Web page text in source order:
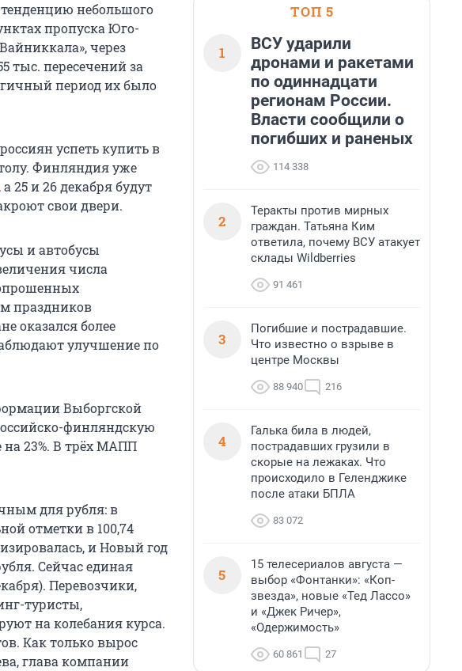
небольшого
пропуска Юго-
через
тыс. пересечений за
период их было
успеть купить в
Финляндия уже
, а 25 и 26 декабря будут
свои двери.
и автобусы
числа
праздников
оказался более
улучшение по
Выборгской
финляндскую
на 23%. В трёх МАПП
для рубля: в
отметки в 100,74
и Новый год
Сейчас единая
Перевозчики,
туристы,
на колебания курса.
Как только вырос
глава компании
ТОП 5
1
ВСУ ударили
дронами и ракетами
по одиннадцати
регионам России.
Власти сообщили о
погибших и раненых
114 338
2
Теракты против мирных
граждан. Татьяна Ким
ответила, почему ВСУ атакует
склады Wildberries
91 461
3
Погибшие и пострадавшие.
Что известно о взрыве в
центре Москвы
88 940 216
4
Галька била в людей,
пострадавших грузили в
скорые на лежаках. Что
происходило в Геленджике
после атаки БПЛА
83 072
5
15 телесериалов августа —
выбор «Фонтанки»: «Коп-
звезда», новые «Тед Лассо»
и «Джек Ричер»,
«Одержимость»
60 861 27